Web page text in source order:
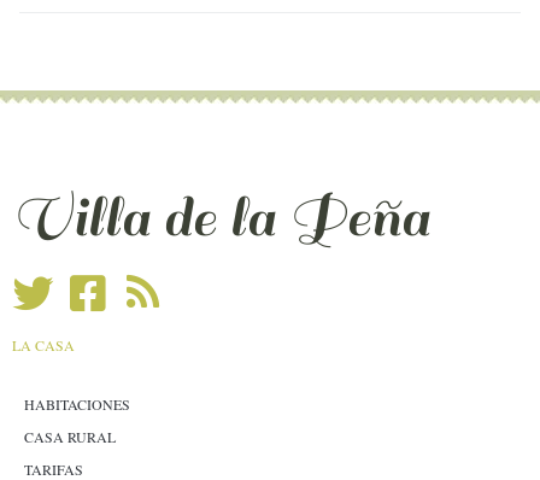
Villa de la Peña
LA CASA
HABITACIONES
CASA RURAL
TARIFAS